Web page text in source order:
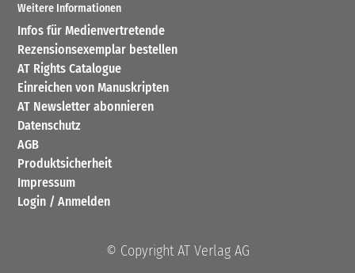
Weitere Informationen
Infos für Medienvertretende
Rezensionsexemplar bestellen
AT Rights Catalogue
Einreichen von Manuskripten
AT Newsletter abonnieren
Datenschutz
AGB
Produktsicherheit
Impressum
Login / Anmelden
© Copyright AT Verlag AG